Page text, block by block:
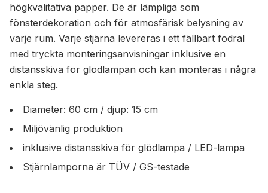
högkvalitativa papper. De är lämpliga som
fönsterdekoration och för atmosfärisk belysning av
varje rum. Varje stjärna levereras i ett fällbart fodral
med tryckta monteringsanvisningar inklusive en
distansskiva för glödlampan och kan monteras i några
enkla steg.
Diameter: 60 cm / djup: 15 cm
Miljövänlig produktion
inklusive distansskiva för glödlampa / LED-lampa
Stjärnlamporna är TÜV / GS-testade